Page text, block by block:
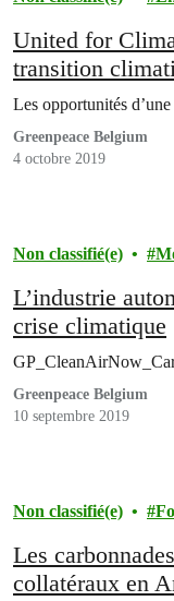
United for
transition
Les opportunités
Greenpeace Belgium
4 octobre 2019
Non classifié(e)
L’industrie
crise climatique
Greenpeace Belgium
10 septembre 2019
Non classifié(e)
Les
collatéraux en